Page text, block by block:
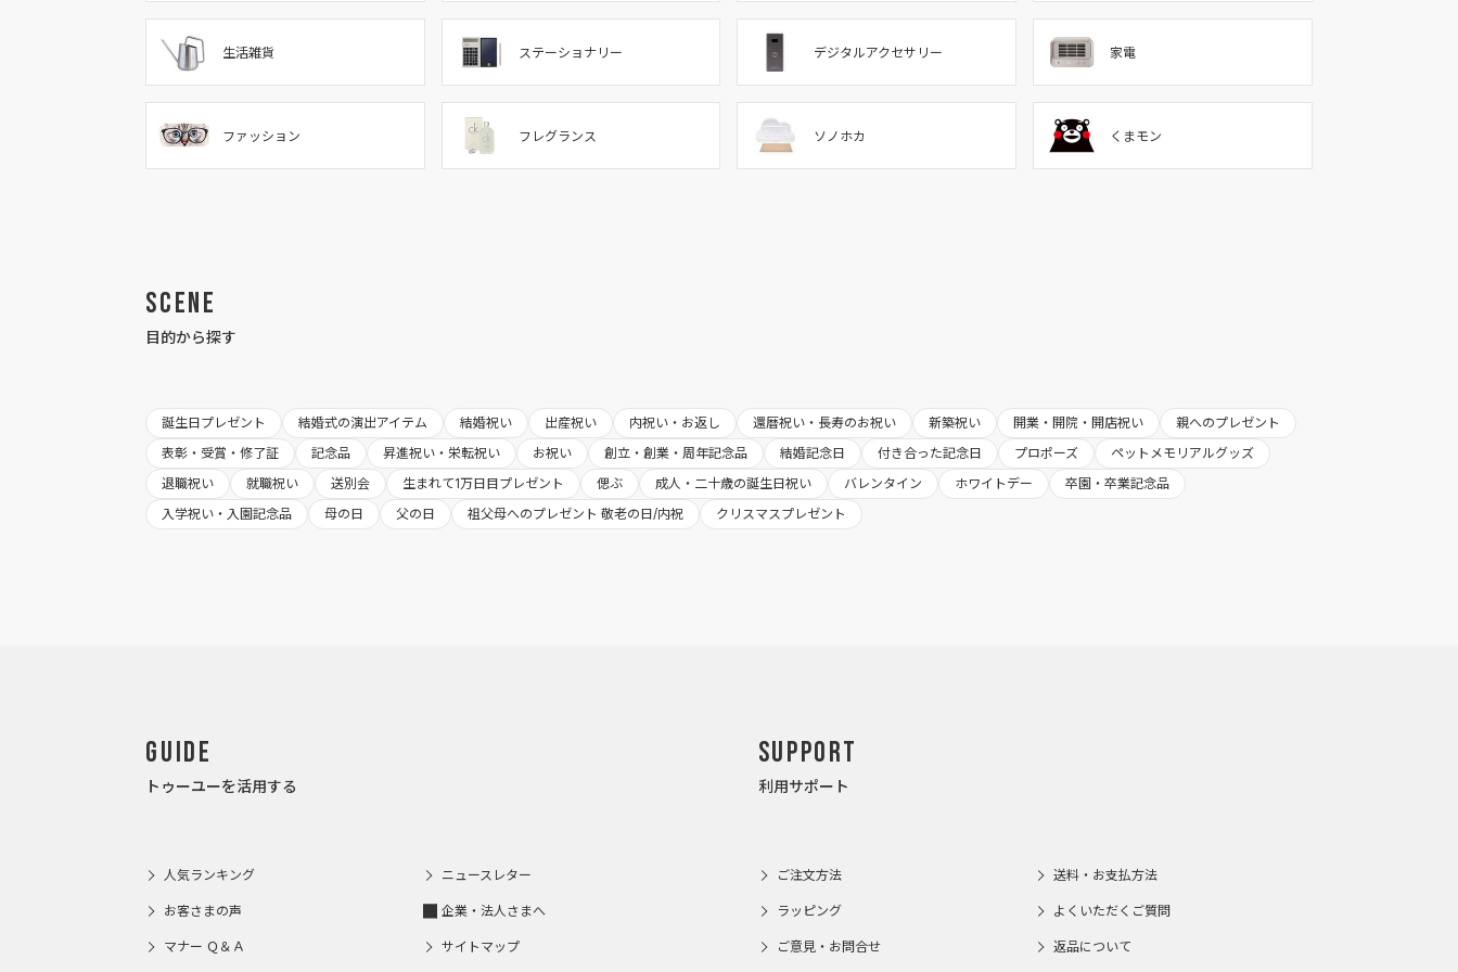
生活雑貨 ステーショナリー デジタルアクセサリー 家電
ファッション フレグランス ソノホカ くまモン
Scene
目的から探す
誕生日プレゼント 結婚式の演出アイテム 結婚祝い 出産祝い 内祝い・お返し 還暦祝い・長寿のお祝い 新築祝い 開業・開院・開店祝い
親へのプレゼント
表彰・受賞・修了証
記念品 昇進祝い・栄転祝い お祝い 創立・創業・周年記念品 結婚記念日 付き合った記念日 プロポーズ
ペットメモリアルグッズ
退職祝い
就職祝い 送別会 生まれて1万日目プレゼント 偲ぶ 成人・二十歳の誕生日祝い バレンタイン ホワイトデー
卒園・卒業記念品
入学祝い・入園記念品
母の日 父の日 祖父母へのプレゼント 敬老の日/内祝 クリスマスプレゼント
Guide
トゥーユーを活用する
人気ランキング ニュースレター
お客さまの声 企業・法人さまへ
マナー Ｑ＆Ａ サイトマップ
Support
利用サポート
ご注文方法 送料・お支払方法
ラッピング よくいただくご質問
ご意見・お問合せ 返品について